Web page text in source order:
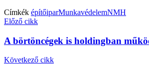
Címkék építőiparMunkavédelemNMH
Előző cikk
A börtöncégek is holdingban
Következő cikk